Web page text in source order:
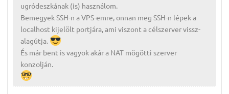
ugródeszkának (is) használom.
Bemegyek SSH-n a VPS-emre, onnan meg SSH-n lépek a
localhost kijelölt portjára, ami viszont a célszerver vissz-
alagútja.
És már bent is vagyok akár a NAT mögötti szerver
konzolján.